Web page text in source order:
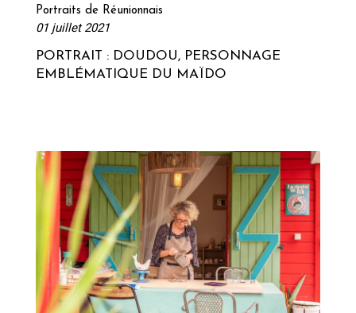
Lire la suite
Portraits de Réunionnais
01 juillet 2021
PORTRAIT : DOUDOU, PERSONNAGE
EMBLÉMATIQUE DU MAÏDO